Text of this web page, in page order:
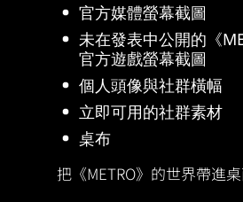
官方媒體螢幕截圖
未在發表中公開的《
官方遊戲螢幕截圖
個人頭像與社群橫幅
立即可用的社群素材
桌布
把《METRO》的世界帶進